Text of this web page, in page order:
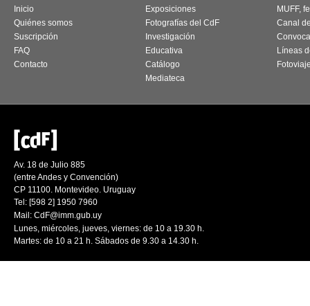
Inicio
Quiénes somos
Suscripción
FAQ
Contacto
Exposiciones
Fotografías del CdF
Investigación
Educativa
Catálogo
Mediateca
MUFF,
Canal
Líneas
Av. 18 de Julio 885
(entre Andes y Convención)
CP 11100. Montevideo. Uruguay
Tel: [598 2] 1950 7960
Mail: CdF@imm.gub.uy
Lunes, miércoles, jueves, viernes: de 10 a 19.30 h.
Martes: de 10 a 21 h. Sábados de 9.30 a 14.30 h.